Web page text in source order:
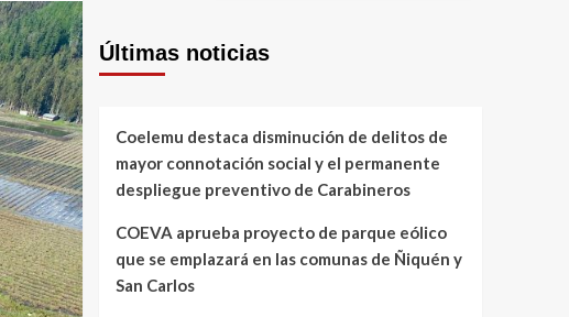
Últimas noticias
Coelemu destaca disminución de delitos de
mayor connotación social y el permanente
despliegue preventivo de Carabineros
COEVA aprueba proyecto de parque eólico
que se emplazará en las comunas de Ñiquén y
San Carlos